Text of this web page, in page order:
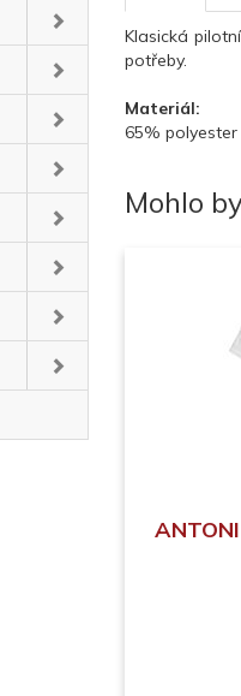
Klasická
potřeby.
Materiál:
65%
Mohlo